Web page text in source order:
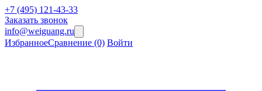
+7 (495) 121-43-33
Заказать звонок
info@weiguang.ru
ИзбранноеСравнение (0) Войти